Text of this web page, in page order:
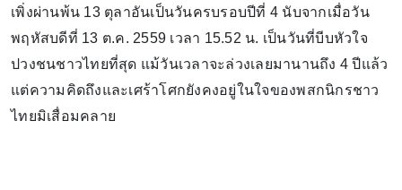
เพิ่งผ่านพ้น 13 ตุลาอันเป็นวันครบรอบปีที่ 4 นับจากเมื่อวัน
พฤหัสบดีที่ 13 ต.ค. 2559 เวลา 15.52 น. เป็นวันที่บีบหัวใจ
ปวงชนชาวไทยที่สุด แม้วันเวลาจะล่วงเลยมานานถึง 4 ปีแล้ว
แต่ความคิดถึงและเศร้าโศกยังคงอยู่ในใจของพสกนิกรชาว
ไทยมิเสื่อมคลาย